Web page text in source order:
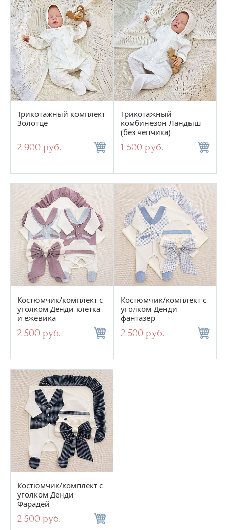
Трикотажный комплект
Золотце
2 900 руб.
Трикотажный
комбинезон Ландыш
(без чепчика)
1 500 руб.
Костюмчик/комплект с
уголком Денди клетка
и ежевика
2 500 руб.
Костюмчик/комплект с
уголком Денди
фантазер
2 500 руб.
Костюмчик/комплект с
уголком Денди
Фарадей
2 500 руб.